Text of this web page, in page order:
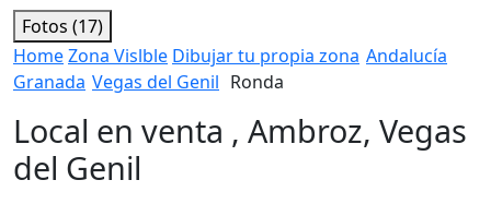
Fotos (17)
HomeZona Vislble Dibujar tu propia zona Andalucía
Granada Vegas del Genil Ronda
Local en venta , Ambroz, Vegas
del Genil